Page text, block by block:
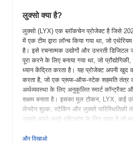
लुक्सो क्या है?
लुक्सो (LYX) एक ब्लॉकचेन प्रोजेक्ट है जिसे
में एक टीम द्वारा लॉन्च किया गया था, जो
है। इसे रचनात्मक उद्योगों और उभरती
पूरा करने के लिए बनाया गया था, जो
ध्यान केंद्रित करता है। यह प्रोजेक्ट अपनी खुद
करता है, जो एक प्रूफ-ऑफ-स्टेक सहमति तंत्र
अर्थव्यवस्था के लिए अनुकूलित स्मार्ट कॉन्ट्रैक्ट
सक्षम बनाता है। इसका मूल टोकन, LYX, कई
लेनदेन शुल्क, स्टेकिंग और लुक्सो पारिस्थितिकी
लुक्सो अपने अनूठे दृष्टिकोण के लिए खड़ा है जो
विकेंद्रीकृत अनुप्रयोगों के माध्यम से डिजिटल
और दिखाओ